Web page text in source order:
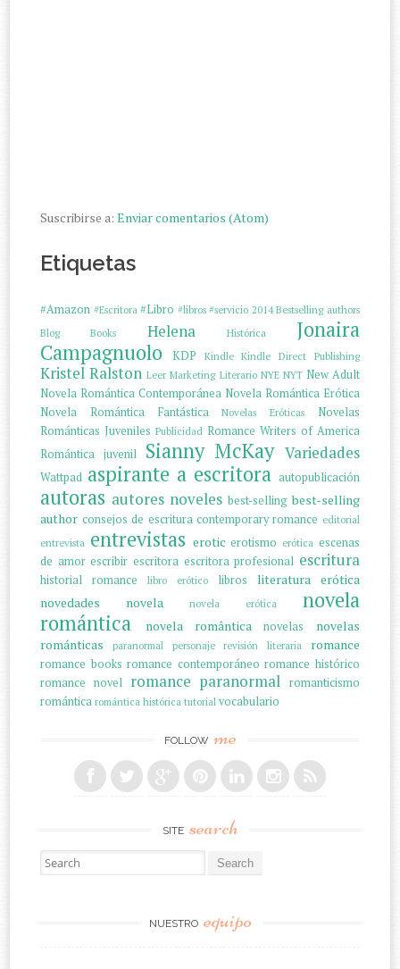
Suscribirse a:Enviar comentarios (Atom)
Etiquetas
#Amazon #Escritora #Libro #libros #servicio 2014 Bestselling authors
Blog
Books Helena Histórica
Jonaira
Campagnuolo
KDP Kindle Kindle Direct Publishing
Kristel Ralston Leer Marketing Literario NYE NYT New Adult
Novela Romántica Contemporánea Novela Romántica Erótica
Novela Romántica Fantástica
Novelas Eróticas
Novelas
Románticas Juveniles Publicidad Romance Writers of America
Romántica juvenil
Sianny McKay Variedades
Wattpad aspirante a escritora autopublicación
autoras autores noveles best-selling best-selling
author consejos de escritura contemporary romance editorial
entrevista entrevistas erotic erotismo erótica escenas
de amor escribir escritora escritora profesional escritura
historial romance libro erótico libros
literatura erótica
novedades
novela novela erótica
novela
romántica
novela romântica novelas
novelas
románticas
paranormal personaje revisión literaria romance
romance books romance contemporáneo romance histórico
romance novel romance paranormal romanticismo
romántica romántica histórica tutorial vocabulario
FOLLOW me
SITE search
Search for:
NUESTRO equipo